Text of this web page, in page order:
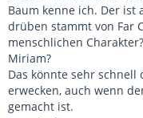
Baum kenne ich. Der ist
drüben stammt von Far
menschlichen
Miriam?
Das könnte sehr schnell
erwecken, auch wenn
gemacht ist.